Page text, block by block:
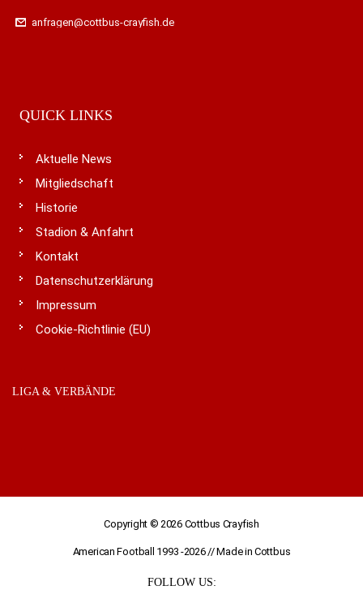
anfragen@cottbus-crayfish.de
QUICK LINKS
Aktuelle News
Mitgliedschaft
Historie
Stadion & Anfahrt
Kontakt
Datenschutzerklärung
Impressum
Cookie-Richtlinie (EU)
LIGA & VERBÄNDE
Copyright © 2026 Cottbus Crayfish
American Football 1993 -2026 // Made in Cottbus
FOLLOW US: